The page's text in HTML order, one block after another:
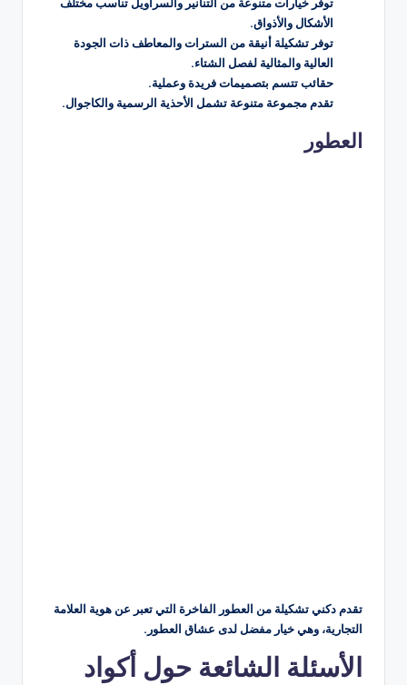
الأشكال والأذواق.
توفر تشكيلة أنيقة من السترات والمعاطف ذات الجودة
العالية والمثالية لفصل الشتاء.
حقائب تتسم بتصميمات فريدة وعملية.
تقدم مجموعة متنوعة تشمل الأحذية الرسمية والكاجوال.
العطور
تقدم دكني تشكيلة من العطور الفاخرة التي تعبر عن هوية العلامة
التجارية، وهي خيار مفضل لدى عشاق العطور.
الأسئلة الشائعة حول أكواد